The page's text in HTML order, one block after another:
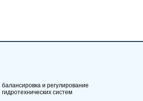
балансировка и регулирование
гидротехнических систем